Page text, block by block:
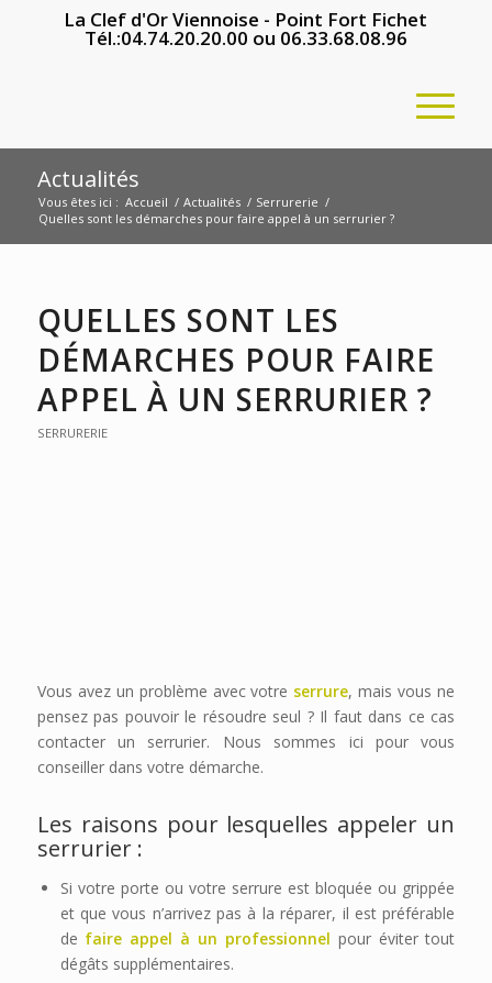
La Clef d'Or Viennoise - Point Fort Fichet
Tél.:04.74.20.20.00 ou 06.33.68.08.96
Actualités
Vous êtes ici : Accueil / Actualités / Serrurerie /
Quelles sont les démarches pour faire appel à un serrurier ?
QUELLES SONT LES
DÉMARCHES POUR FAIRE
APPEL À UN SERRURIER ?
SERRURERIE
Vous avez un problème avec votre serrure, mais vous ne
pensez pas pouvoir le résoudre seul ? Il faut dans ce cas
contacter un serrurier. Nous sommes ici pour vous
conseiller dans votre démarche.
Les raisons pour lesquelles appeler un
serrurier :
Si votre porte ou votre serrure est bloquée ou grippée
et que vous n’arrivez pas à la réparer, il est préférable
de faire appel à un professionnel pour éviter tout
dégâts supplémentaires.